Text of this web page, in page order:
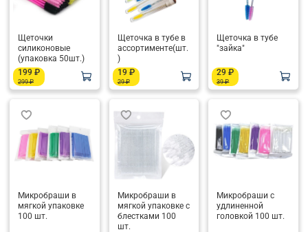
Щеточки
силиконовые
(упаковка 50шт.)
199 ₽
299 ₽
Щеточка в тубе в
ассортименте(шт.
)
19 ₽
29 ₽
Щеточка в тубе
"зайка"
29 ₽
39 ₽
Микробраши в
мягкой упаковке
100 шт.
Микробраши в
мягкой упаковке с
блестками 100
шт.
Микробраши с
удлиненной
головкой 100 шт.